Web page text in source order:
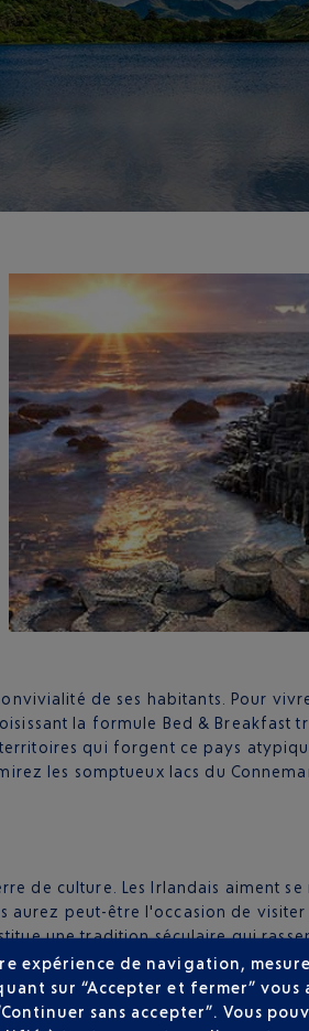
de ses habitants. Pour
la formule Bed & Breakfast
qui forgent ce pays
les somptueux lacs du
de culture. Les Irlandais aiment se
aurez peut-être l'occasion de visiter
une tradition séculaire qui
la fête.
expérience de navigation,
sur “Accepter et fermer” vous
sans accepter”. Vous